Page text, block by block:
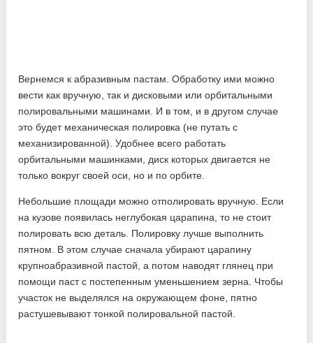
Вернемся к абразивным пастам. Обработку ими можно
вести как вручную, так и дисковыми или орбитальными
полировальными машинами. И в том, и в другом случае
это будет механическая полировка (не путать с
механизированной). Удобнее всего работать
орбитальными машинками, диск которых двигается не
только вокруг своей оси, но и по орбите.
Небольшие площади можно отполировать вручную. Если
на кузове появилась неглубокая царапина, то не стоит
полировать всю деталь. Полировку лучше выполнить
пятном. В этом случае сначала убирают царапину
крупноабразивной пастой, а потом наводят глянец при
помощи паст с постепенным уменьшением зерна. Чтобы
участок не выделялся на окружающем фоне, пятно
растушевывают тонкой полировальной пастой.